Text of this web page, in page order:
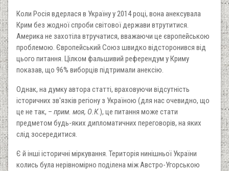
Коли Росія вдерлася в Україну у 2014 році, вона анексувала
Крим без жодної спроби світової держави втрутитися.
Америка не захотіла втручатися, вважаючи це європейською
проблемою. Європейський Союз швидко відсторонився від
цього питання. Цілком фальшивий референдум у Криму
показав, що 96% виборців підтримали анексію.
Однак, на думку автора статті, враховуючи відсутність
історичних зв'язків регіону з Україною (для нас очевидно, що
це не так, – прим. моя, О.К.), це питання може стати
предметом будь-яких дипломатичних переговорів, на яких
слід зосередитися.
Є й інші історичні міркування. Територія нинішньої України
колись була нерівномірно поділена між Австро-Угорською